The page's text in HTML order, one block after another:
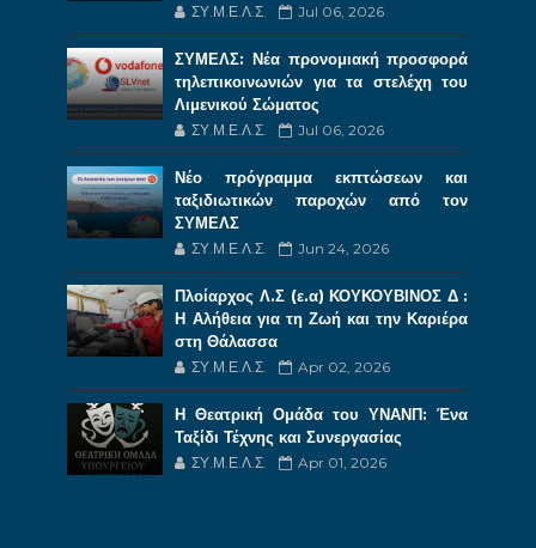
ΣΥ.Μ.Ε.Λ.Σ. Jul 06, 2026
ΣΥΜΕΛΣ: Νέα προνομιακή προσφορά
τηλεπικοινωνιών για τα στελέχη του
Λιμενικού Σώματος
ΣΥ.Μ.Ε.Λ.Σ. Jul 06, 2026
Νέο πρόγραμμα εκπτώσεων και
ταξιδιωτικών παροχών από τον
ΣΥΜΕΛΣ
ΣΥ.Μ.Ε.Λ.Σ. Jun 24, 2026
Πλοίαρχος Λ.Σ (ε.α) ΚΟΥΚΟΥΒΙΝΟΣ Δ :
Η Αλήθεια για τη Ζωή και την Καριέρα
στη Θάλασσα
ΣΥ.Μ.Ε.Λ.Σ. Apr 02, 2026
Η Θεατρική Ομάδα του ΥΝΑΝΠ: Ένα
Ταξίδι Τέχνης και Συνεργασίας
ΣΥ.Μ.Ε.Λ.Σ. Apr 01, 2026